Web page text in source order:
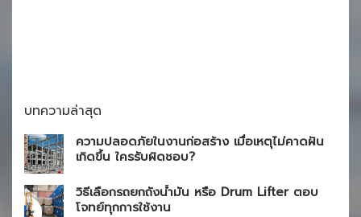
บทความล่าสุด
ความปลอดภัยในงานก่อสร้าง เมื่อเหตุไม่คาดฝัน
เกิดขึ้น ใครรับผิดชอบ?
วิธีเลือกรถยกถังน้ำมัน หรือ Drum Lifter ตอบ
โจทย์ทุกการใช้งาน